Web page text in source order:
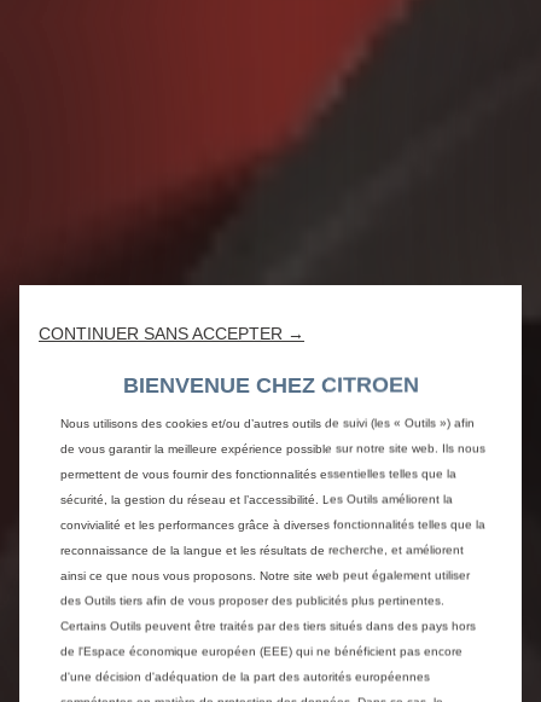
CONTINUER SANS ACCEPTER →
BIENVENUE CHEZ CITROEN
Nous utilisons des cookies et/ou d’autres outils de suivi (les « Outils ») afin
de vous garantir la meilleure expérience possible sur notre site web. Ils nous
permettent de vous fournir des fonctionnalités essentielles telles que la
sécurité, la gestion du réseau et l’accessibilité. Les Outils améliorent la
convivialité et les performances grâce à diverses fonctionnalités telles que la
reconnaissance de la langue et les résultats de recherche, et améliorent
ainsi ce que nous vous proposons. Notre site web peut également utiliser
des Outils tiers afin de vous proposer des publicités plus pertinentes.
Certains Outils peuvent être traités par des tiers situés dans des pays hors
de l'Espace économique européen (EEE) qui ne bénéficient pas encore
d'une décision d'adéquation de la part des autorités européennes